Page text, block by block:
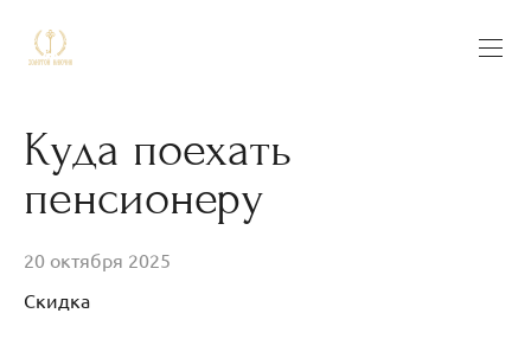
Куда поехать
пенсионеру
20 октября 2025
Скидка